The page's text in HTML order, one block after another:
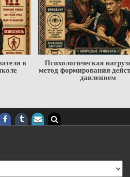
как
под
Научный паспорт
искусства: от техники к
подготовки